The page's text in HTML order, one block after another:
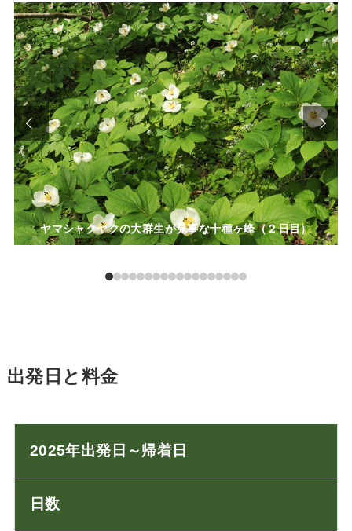
ヤマシャクヤクの大群生が見事な十種ヶ峰（２日目）
出発日と料金
2025年出発日～帰着日
日数